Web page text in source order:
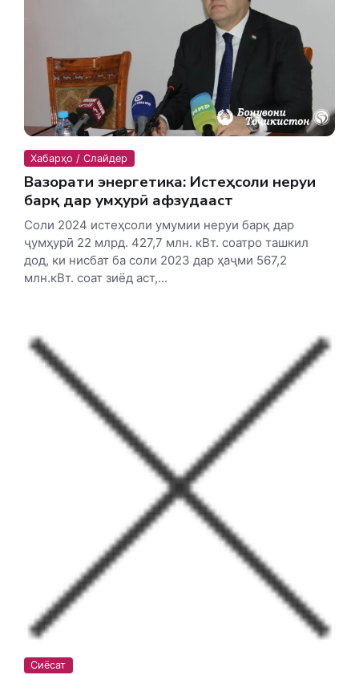
Хабарҳо / Слайдер
Вазорати энергетика: Истеҳсоли неруи
барқ дар ҷумҳурӣ афзудааст
Соли 2024 истеҳсоли умумии неруи барқ дар
ҷумҳурӣ 22 млрд. 427,7 млн. кВт. соатро ташкил
дод, ки нисбат ба соли 2023 дар ҳаҷми 567,2
млн.кВт. соат зиёд аст,...
Сиёсат